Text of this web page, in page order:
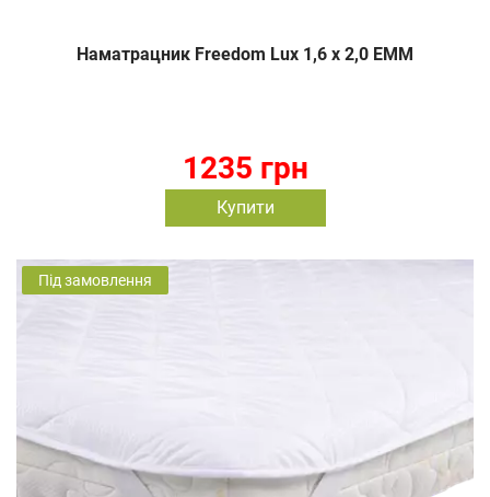
Наматрацник Freedom Lux 1,6 х 2,0 EMM
1235 грн
Купити
Під замовлення